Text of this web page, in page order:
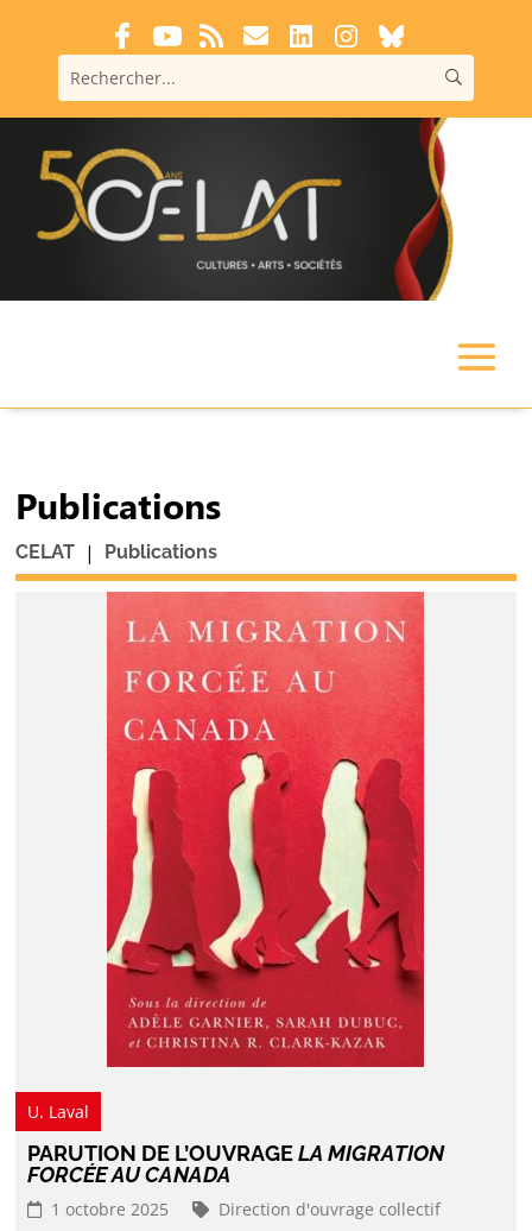
Publications
CELAT | Publications
U. Laval
PARUTION DE L’OUVRAGELA MIGRATION
FORCÉE AU CANADA
1 octobre 2025
Direction d'ouvrage collectif